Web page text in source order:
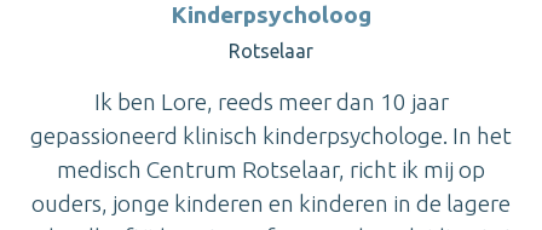
Kinderpsycholoog
Rotselaar
Ik ben Lore, reeds meer dan 10 jaar
gepassioneerd klinisch kinderpsychologe. In het
medisch Centrum Rotselaar, richt ik mij op
ouders, jonge kinderen en kinderen in de lagere